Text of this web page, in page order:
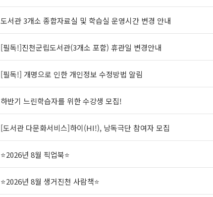
도서관 3개소 종합자료실 및 학습실 운영시간 변경 안내
[필독!]진천군립도서관(3개소 포함) 휴관일 변경안내
[필독!] 개명으로 인한 개인정보 수정방법 알림
하반기 느린학습자를 위한 수강생 모집!
[도서관 다문화서비스]하이(HI!), 낭독극단 참여자 모집
⭐2026년 8월 픽업북⭐
⭐2026년 8월 생거진천 사람책⭐